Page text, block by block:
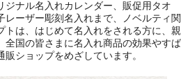
ジナル名入れカレンダー、販促用タオ
レーザー彫刻名入れまで、ノベルティ関
トは、はじめて名入れをされる方に、親
全国の皆さまに名入れ商品の効果やすば
ショップをめざしています。